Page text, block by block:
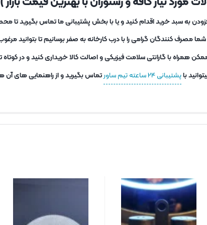
به سبد خرید اقدام کنید و یا با بخش پشتیبانی ما تماس بگیرید تا
مصرف کنندگان گرامی را با درب کارخانه به صفر برسانیم تا بتوانید
همراه با گارانتی سلامت فیزیکی و اصالت کالا خریداری کنید و در
باپشتیبانی ۲۴ ساعته تیم ساور تماس بگیرید و از راهنمایی های آن